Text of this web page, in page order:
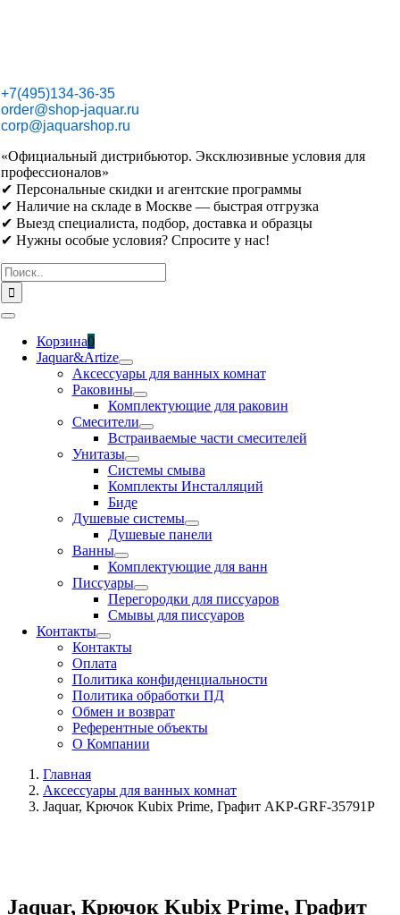
+7(495)134-36-35
order@shop-jaquar.ru
corp@jaquarshop.ru
«Официальный дистрибьютор. Эксклюзивные условия для
профессионалов»
✔ Персональные скидки и агентские программы
✔ Наличие на складе в Москве — быстрая отгрузка
✔ Выезд специалиста, подбор, доставка и образцы
✔ Нужны особые условия? Спросите у нас!
Результат
поиска:
Toggle
NavigationКорзина0
Jaquar&Artize
Аксессуары для ванных комнат
Раковины
Комплектующие для раковин
Смесители
Встраиваемые части смесителей
Унитазы
Системы смыва
Комплекты Инсталляций
Биде
Душевые системы
Душевые панели
Ванны
Комплектующие для ванн
Писсуары
Перегородки для писсуаров
Смывы для писсуаров
Контакты
Контакты
Оплата
Политика конфиденциальности
Политика обработки ПД
Обмен и возврат
Референтные объекты
О Компании
Главная
Аксессуары для ванных комнат
Jaquar, Крючок Kubix Prime, Графит AKP-GRF-35791P
Jaquar, Крючок Kubix Prime, Графит